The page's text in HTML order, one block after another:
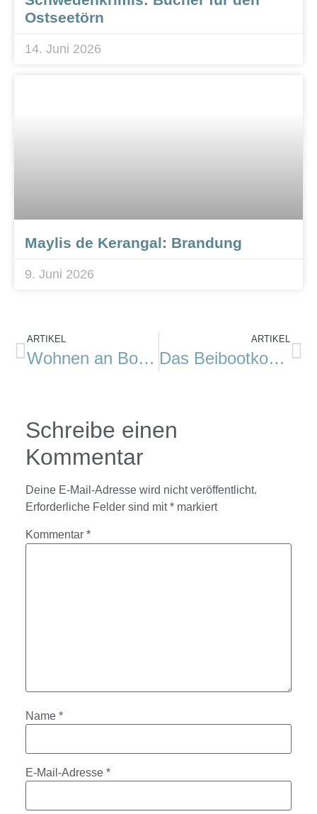
Ostseetörn
14. Juni 2026
Maylis de Kerangal: Brandung
9. Juni 2026
ARTIKEL
Wohnen an Bord. Der lange Weg zum Wohnschiff…
ARTIKEL
Das Beibootkonzert in Wesel
Schreibe einen
Kommentar
Deine E-Mail-Adresse wird nicht veröffentlicht.
Erforderliche Felder sind mit* markiert
Kommentar *
Name *
E-Mail-Adresse *